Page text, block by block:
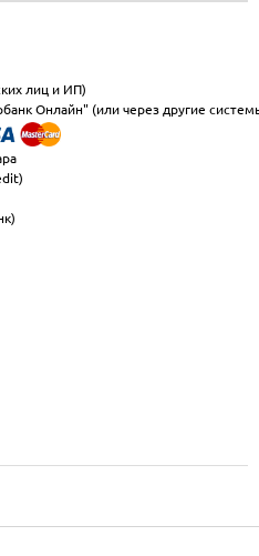
лиц и ИП)
Онлайн" (или через другие